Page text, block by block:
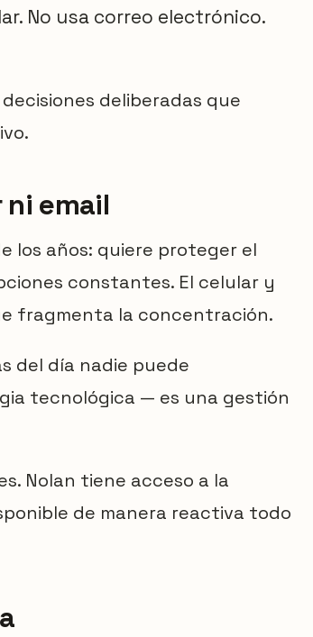
No usa correo electrónico.
deliberadas que
ni email
los años: quiere proteger el
constantes. El celular y
fragmenta la concentración.
del día nadie puede
tecnológica — es una gestión
Nolan tiene acceso a la
de manera reactiva todo